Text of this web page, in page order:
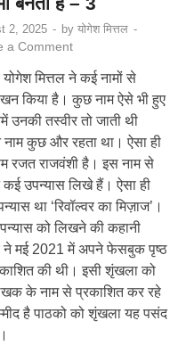
2, 2025 - by योगेश मित्तल -
a Comment
मित्तल ने कई नामों से
किया है। कुछ नाम ऐसे भी हुए
उनकी तस्वीर तो जाती थी
कुछ और रहता था। ऐसा ही
रजत राजवंशी है। इस नाम से
कई उपन्यास लिखे हैं। ऐसा ही
था ‘रिवॉल्वर का मिज़ाज’।
को लिखने की कहानी
मई 2021 में अपने फेसबुक पृष्ठ
की थी। इसी शृंखला को
के नाम से प्रकाशित कर रहे
है पाठको को शृंखला यह पसंद